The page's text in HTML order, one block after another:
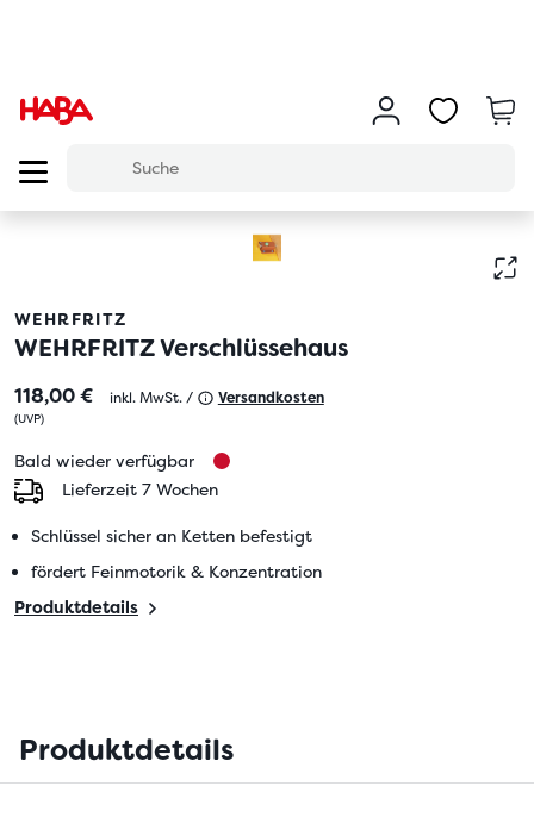
WEHRFRITZ
WEHRFRITZ Verschlüssehaus
118,00 € inkl. MwSt. / Versandkosten
(UVP)
Bald wieder verfügbar
Lieferzeit 7 Wochen
Schlüssel sicher an Ketten befestigt
fördert Feinmotorik & Konzentration
Produktdetails
Produktdetails